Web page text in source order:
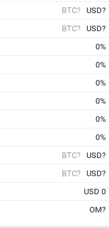
BTC?
USD?
BTC?
USD?
0%
0%
0%
0%
0%
0%
BTC?
USD?
BTC?
USD?
USD 0
OM?